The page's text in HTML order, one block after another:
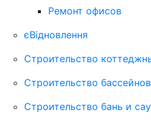
Ремонт офисов
єВідновлення
Строительство
Строительство бассейнов
Строительство бань и